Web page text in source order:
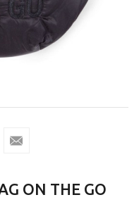
ON THE GO